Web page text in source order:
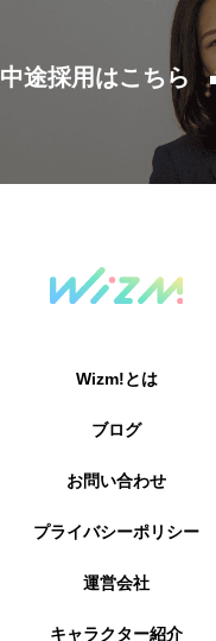
中途採用はこちら
Wizm!とは
ブログ
お問い合わせ
プライバシーポリシー
運営会社
キャラクター紹介